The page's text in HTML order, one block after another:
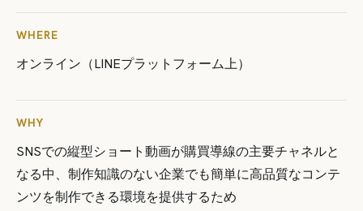
WHERE
オンライン（LINEプラットフォーム上）
WHY
SNSでの縦型ショート動画が購買導線の主要チャネルと
なる中、制作知識のない企業でも簡単に高品質なコンテ
ンツを制作できる環境を提供するため